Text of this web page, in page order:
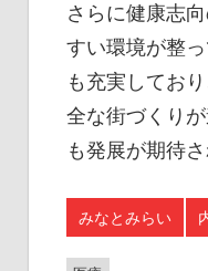
さらに健康志
すい環境が整
も充実してお
全な街づくり
も発展が期待
みなとみらい